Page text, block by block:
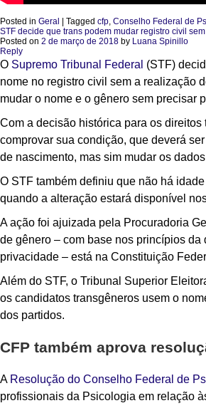
Posted in Geral Tagged cfp, Conselho Federal de
STF decide que trans podem mudar registro civil
Posted on 2 de março de 2018 by Luana Spinillo
Reply
O Supremo Tribunal Federal (STF)
nome no registro civil sem a realização
mudar o nome e o gênero sem precisar
Com a decisão histórica para os
comprovar sua condição, que deverá
de nascimento, mas sim mudar os
O STF também definiu que não há
quando a alteração estará disponível
A ação foi ajuizada pela Procuradoria
de gênero – com base nos princípios
privacidade – está na Constituição
Além do STF, o Tribunal Superior
os candidatos transgêneros usem o
dos partidos.
CFP também aprova
A Resolução do Conselho Federal de
profissionais da Psicologia em relação